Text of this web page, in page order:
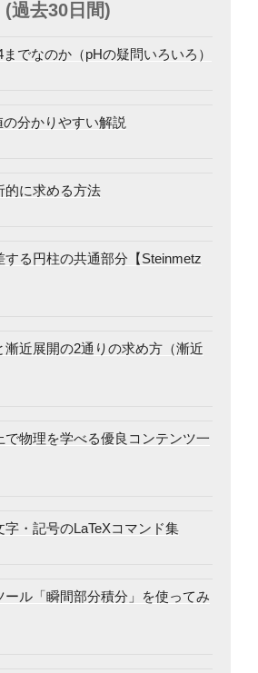
過去30日間)
でなのか（pHの疑問いろいろ）
分かりやすい解説
的に求める方法
する円柱の共通部分【Steinmetz
漸近展開の2通りの求め方（漸近
で物理を学べる優良コンテンツ一
・記号のLaTeXコマンド集
ール「瞬間部分積分」を使ってみ